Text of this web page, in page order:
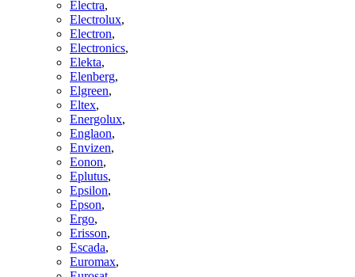
Electra,
Electrolux,
Electron,
Electronics,
Elekta,
Elenberg,
Elgreen,
Eltex,
Energolux,
Englaon,
Envizen,
Eonon,
Eplutus,
Epsilon,
Epson,
Ergo,
Erisson,
Escada,
Euromax,